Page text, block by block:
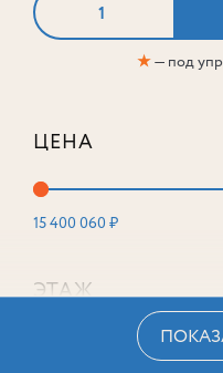
1
★— под
ЦЕНА
15 400 060 ₽
ЭТАЖ